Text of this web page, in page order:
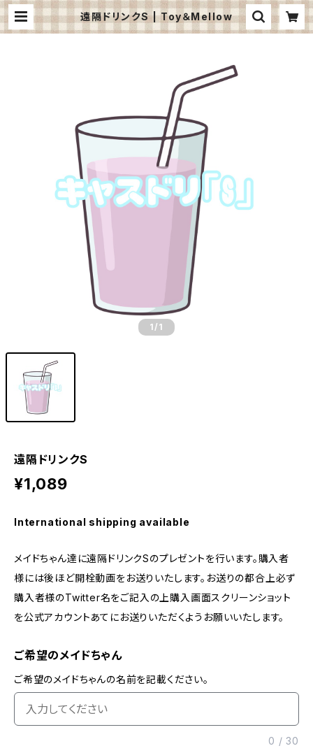
遠隔ドリンクS | Toy＆Mellow
1 /1
遠隔ドリンクS
¥1,089
International shipping available
メイドちゃん達に遠隔ドリンクSのプレゼントを行います。購入者
様には後ほど開栓動画をお送りいたします。お送りの都合上必ず
購入者様のTwitter名をご記入の上購入画面スクリーンショット
を公式アカウントあてにお送りいただくようお願いいたします。
ご希望のメイドちゃん
ご希望のメイドちゃんの名前を記載ください。
0 /30